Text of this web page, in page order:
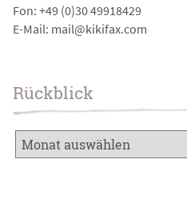
Fon: +49 (0)30 49918429
E-Mail: mail@kikifax.com
Rückblick